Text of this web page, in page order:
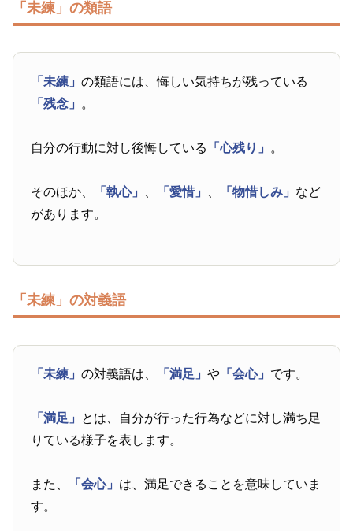
「未練」の類語
「未練」の類語には、悔しい気持ちが残っている
「残念」 。
自分の行動に対し後悔している 「心残り」 。
そのほか、 「執心」 「愛惜」 「物惜しみ」 など
があります。
「未練」の対義語
「未練」の対義語は、 「満足」や 「会心」 です。
「満足」 とは、自分が行った行為などに対し満ち足
りている様子を表します。
また、 「会心」 は、満足できることを意味していま
す。